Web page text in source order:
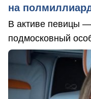
на
В активе певицы —
подмосковный